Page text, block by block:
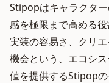
Stipopはキャラクタ
感を極限まで高める
実装の容易さ、クリ
機会という、エコシ
値を提供するStipop